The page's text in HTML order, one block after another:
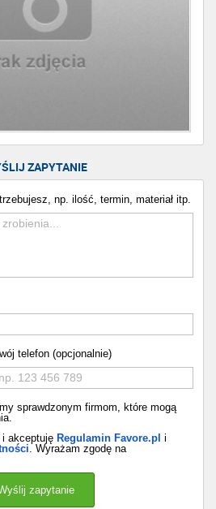
ZAPYTANIE
np. ilość, termin, materiał itp.
telefon (opcjonalnie)
sprawdzonym firmom, które mogą
akceptuję Regulamin Favore.pl i
. Wyrażam zgodę na